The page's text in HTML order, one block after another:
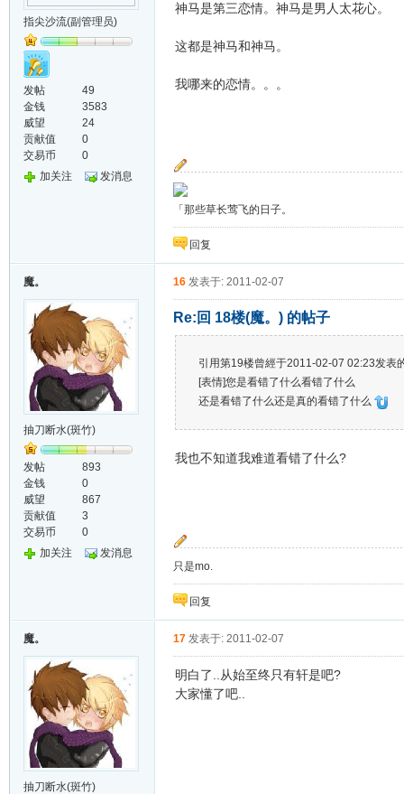
指尖沙流(副管理员)
发帖
49
金钱
3583
威望
24
贡献值
0
交易币
0
加关注
发消息
神马是第三恋情。神马是男人太花心。
这都是神马和神马。
我哪来的恋情。。。
「那些草长莺飞的日子。
回复
魔。
抽刀断水(斑竹)
发帖
893
金钱
0
威望
867
贡献值
3
交易币
0
加关注
发消息
16 发表于: 2011-02-07
Re:回 18楼(魔。) 的帖子
引用第19楼曾經于2011-02-07 02:23发表
[表情]您是看错了什么看错了什么
还是看错了什么还是真的看错了什么
我也不知道我难道看错了什么?
只是mo.
回复
魔。
抽刀断水(斑竹)
17 发表于: 2011-02-07
明白了..从始至终只有轩是吧?
大家懂了吧..